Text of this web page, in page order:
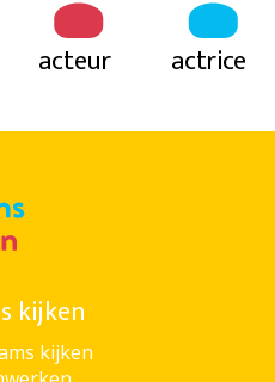
acteur actrice
kijken
kijken